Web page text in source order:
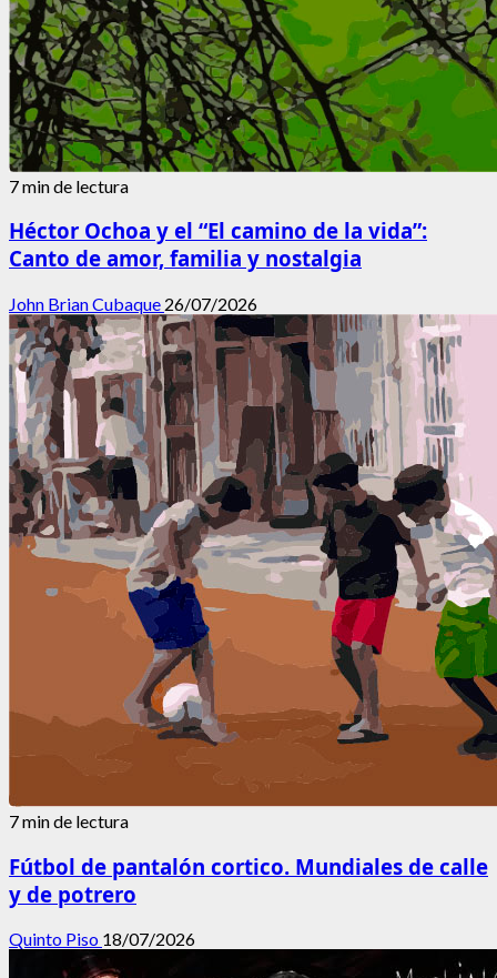
7 min de lectura
Héctor Ochoa y el “El camino de la vida”:
Canto de amor, familia y nostalgia
John Brian Cubaque 26/07/2026
7 min de lectura
Fútbol de pantalón cortico. Mundiales de calle
y de potrero
Quinto Piso 18/07/2026